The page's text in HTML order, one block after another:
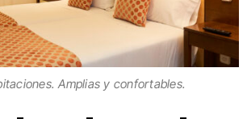
Amplias y confortables.